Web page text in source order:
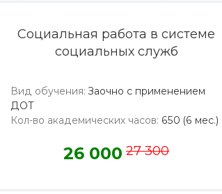
Социальная работа в системе
социальных служб
Вид обучения: Заочно с применением
ДОТ
Кол-во академических часов: 650 (6 мес.)
26 000 27 300